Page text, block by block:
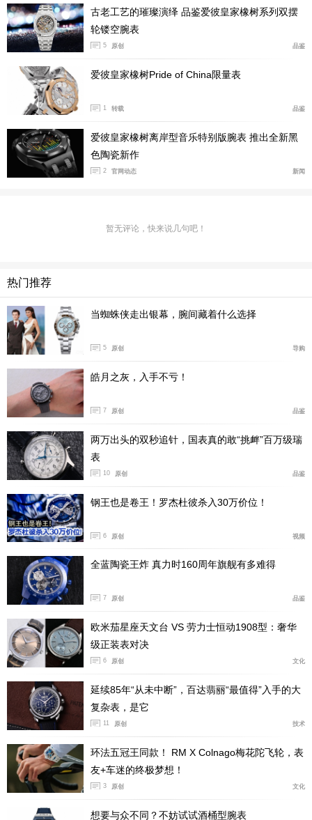
爱彼诞生自瑞士日内瓦北部汝拉山脉的汝山谷核心区域
——布拉苏丝。得益于独特的地理与气候环境，汝山谷孕
育出别具一格的人文风貌，被誉为“瑞士钟表复杂功能的
摇篮”，为爱彼注入了与生俱来的复杂制表基因。
汝山谷的自然环境过于原始，森林茂密，岩石中蕴含铁
矿，加之每年还有长达数月的严冬，这让当地居民没法种
植农作物，只能依靠畜牧业维持生计。但也正是这片高寒
气候与贫瘠岩层构筑的天然屏障，迫使当地居民在生存挑
战中淬炼出非凡匠心。富饶的矿物资源首先提供了冶炼钢
铁的基础，而一旦冬季到来，居民就将农庄房屋的阁楼改
造成钟表工坊，开始制作钟表以及精密部件。漫长的冬日
让他们有充足的时间深入钻研，不断完善制表技艺，经过
不断积累与沉淀，汝山谷在18世纪末迅速崛起，成为瑞士
复杂功能制表的核心区域。
Jules Audemars（左）和 Edward Piguet（右）
古老工艺的璀璨演绎 品鉴爱彼皇家橡树系列双摆
轮镂空腕表
5 原创 品鉴
爱彼皇家橡树Pride of China限量表
1 转载 品鉴
爱彼皇家橡树离岸型音乐特别版腕表 推出全新黑
色陶瓷新作
2 官网动态 新闻
暂无评论，快来说几句吧！
热门推荐
当蜘蛛侠走出银幕，腕间藏着什么选择
5 原创 导购
皓月之灰，入手不亏！
7 原创 品鉴
两万出头的双秒追针，国表真的敢“挑衅”百万级瑞
表
10 原创 品鉴
钢王也是卷王！罗杰杜彼杀入30万价位！
6 原创 视频
全蓝陶瓷王炸 真力时160周年旗舰有多难得
7 原创 品鉴
欧米茄星座天文台 VS 劳力士恒动1908型：奢华
级正装表对决
6 原创 文化
延续85年“从未中断”，百达翡丽“最值得”入手的大
复杂表，是它
11 原创 技术
环法五冠王同款！ RM X Colnago梅花陀飞轮，表
友+车迷的终极梦想！
3 原创 文化
想要与众不同？不妨试试酒桶型腕表